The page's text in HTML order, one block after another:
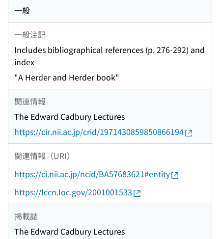
一般
一般注記
Includes bibliographical references (p. 276-292) and
index
"A Herder and Herder book"
関連情報
The Edward Cadbury Lectures
https://cir.nii.ac.jp/crid/1971430859850866194
関連情報（URI）
https://ci.nii.ac.jp/ncid/BA57683621#entity
https://lccn.loc.gov/2001001533
掲載誌
The Edward Cadbury Lectures